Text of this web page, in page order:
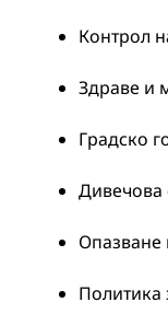
Контрол
Здраве и
Градско
Дивечова
Опазване
Политика